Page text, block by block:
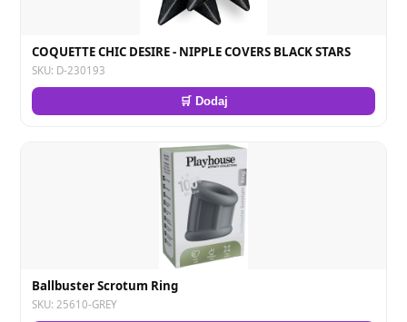
COQUETTE CHIC DESIRE - NIPPLE COVERS BLACK STARS
SKU: D-230193
🛒 Dodaj
Ballbuster Scrotum Ring
SKU: 25610-GREY